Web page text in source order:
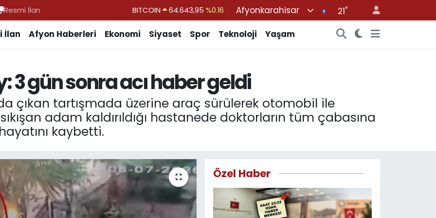
Resmi İlan DOLAR 47,6704 %0
BİST100
13.799 %70
BITCOIN
%0.16
Afyonkarahisar 21°
İlan Afyon Haberleri Ekonomi Siyaset Spor Teknoloji Yaşam
3 gün sonra acı haber geldi
çıkan tartışmada üzerine araç sürülerek otomobil ile
adam kaldırıldığı hastanede doktorların tüm çabasına
kaybetti.
Özel Haber